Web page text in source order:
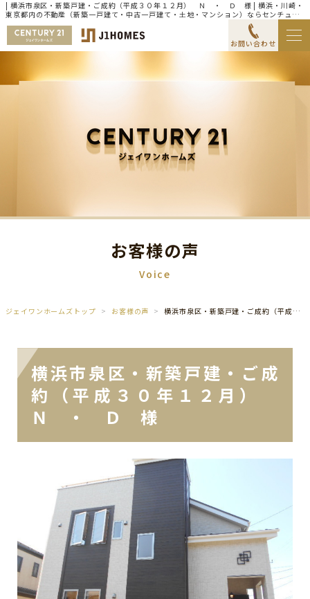
| 横浜市泉区・新築戸建・ご成約（平成３０年１２月） Ｎ ・ Ｄ 様 | 横浜・川崎・
東京都内の不動産（新築一戸建て・中古一戸建て・土地・マンション）ならセンチュリ
ー21ジェイワンホームズ
お問い合わせ
お客様の声
Voice
ジェイワンホームズトップ お客様の声 横浜市泉区・新築戸建・ご成約（平成３０年１２月） Ｎ ・ Ｄ 様
横浜市泉区・新築戸建・ご成
約（平成３０年１２月）
Ｎ ・ Ｄ 様